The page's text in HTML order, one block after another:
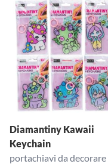
Diamantiny Kawaii
Keychain
portachiavi da decorare